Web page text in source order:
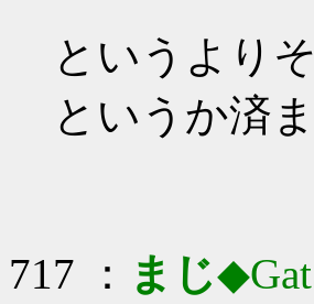
というより
というか済
717 ： まじ